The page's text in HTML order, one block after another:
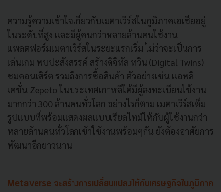
ความรู้ความเข้าใจเกี่ยวกับเมตาเวิร์สในภูมิภาคเอเชียอยู่
ในระดับที่สูง และมีผู้คนกว่าหลายล้านคนใช้งาน
แพลตฟอร์มเมตาเวิร์สในระยะแรกเริ่ม ไม่ว่าจะเป็นการ
เล่นเกม พบปะสังสรรค์ สร้างดิจิทัล ทวิน (Digital Twins)
ชมคอนเสิร์ต รวมถึงการซื้อสินค้า ตัวอย่างเช่น แอพลิ
เคชั่น Zepeto ในประเทศเกาหลีใต้มีผู้ลงทะเบียนใช้งาน
มากกว่า 300 ล้านคนทั่วโลก อย่างไรก็ตาม เมตาเวิร์สเต็ม
รูปแบบที่พร้อมแสดงผลแบบเรียลไทม์ให้กับผู้ใช้งานกว่า
หลายล้านคนทั่วโลกเข้าใช้งานพร้อมๆกัน ยังต้องอาศัยการ
พัฒนาอีกยาวนาน
Metaverse จะสร้างการเปลี่ยนแปลงให้กับเศรษฐกิจในภูมิภาค